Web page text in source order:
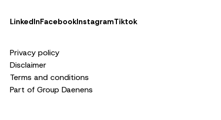
LinkedInFacebookInstagramTiktok
Privacy policy
Disclaimer
Terms and conditions
Part of Group Daenens